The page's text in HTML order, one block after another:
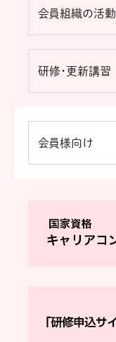
会員組織の活動
研修・更新講習
会員様向け